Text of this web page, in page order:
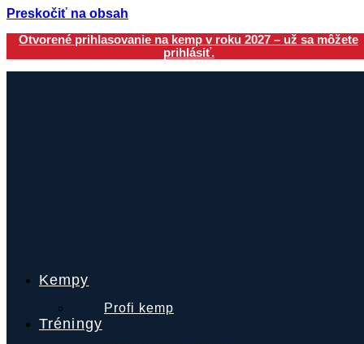
Preskočiť na obsah
Otvorené prihlasovanie na kemp v roku 2027 – už sa môžete
prihlásiť.
Kempy
Profi kemp
Tréningy